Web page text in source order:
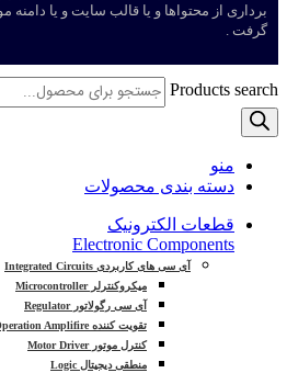
برداری از محتواها و یا قالب سایت و یا دامنه
گرفت .
Products search
منو
دسته بندی محصولات
قطعات الکترونیک
Electronic Components
آی سی های کاربردی Integrated Circuits
میکروکنترلر Microcontroller
آی سی رگولاتور Regulator
تقویت کننده Operation Amplifire
کنترل موتور Motor Driver
منطقی دیجیتال Logic